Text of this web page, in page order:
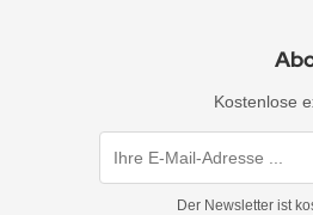
Kostenlose
Der Newsletter ist